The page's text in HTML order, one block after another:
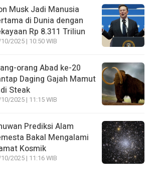
Musk Jadi Manusia
di Dunia dengan
Rp 8.311 Triliun
2025 | 10:50 WIB
orang Abad ke-20
Daging Gajah Mamut
Steak
2025 | 11:15 WIB
Prediksi Alam
Bakal Mengalami
Kosmik
2025 | 11:16 WIB